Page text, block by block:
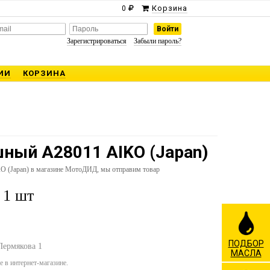
0 Корзина
Зарегистрироваться Забыли пароль?
КОРЗИНА
A28011 AIKO (Japan)
(Japan) в магазине МотоДИД, мы отправим товар
1 шт
1
в интернет-магазине.
ПОДБОР
МАСЛА